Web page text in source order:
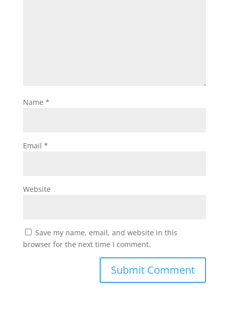
Name *
Email *
Website
Save my name, email, and website in this
browser for the next time I comment.